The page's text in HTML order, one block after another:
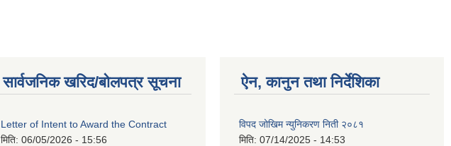
सार्वजनिक खरिद/बोलपत्र सूचना
Letter of Intent to Award the Contract
मिति: 06/05/2026 - 15:56
ऐन, कानुन तथा निर्देशिका
विपद जोखिम न्युनिकरण निती २०८१
मिति: 07/14/2025 - 14:53